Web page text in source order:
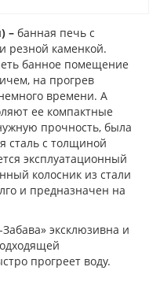
– банная печь с
резной каменкой.
банное помещение
на прогрев
времени. А
ее компактные
прочность, была
сталь с толщиной
эксплуатационный
колосник из стали
и предназначен на
эксклюзивна и
прогреет воду.